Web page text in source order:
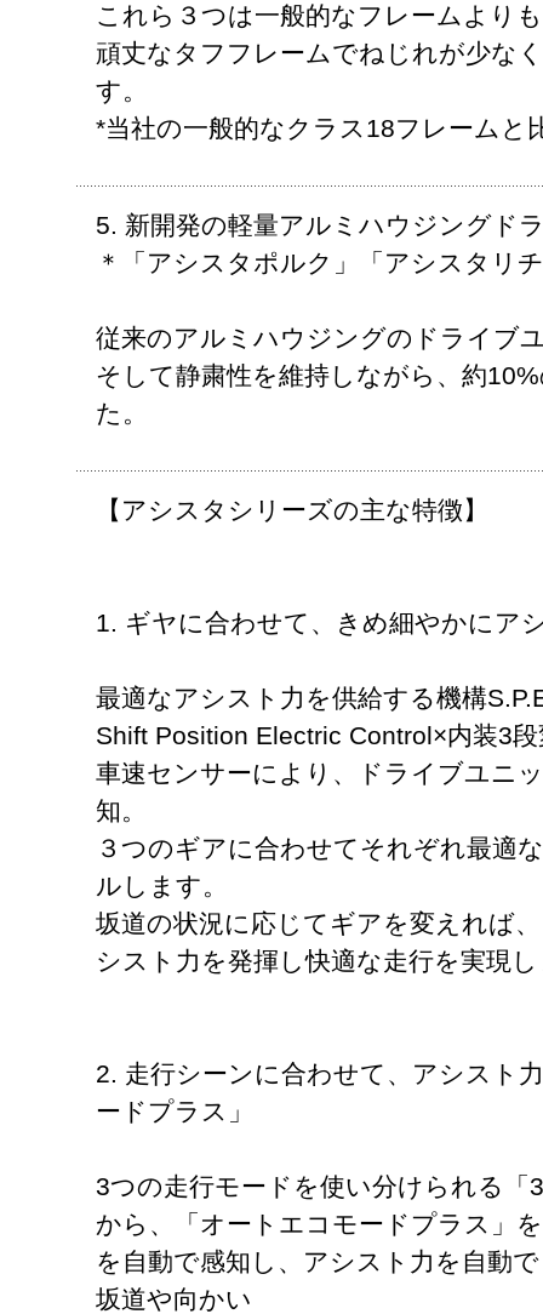
これら３つは一般的なフレームより
頑丈なタフフレームでねじれが少な
す。
*当社の一般的なクラス18フレームと
5. 新開発の軽量アルミハウジングド
＊「アシスタポルク」「アシスタリ
従来のアルミハウジングのドライブ
そして静粛性を維持しながら、約
た。
【アシスタシリーズの主な特徴】
1. ギヤに合わせて、きめ細やかにア
最適なアシスト力を供給する機構
Shift Position Electric Control×内装3
車速センサーにより、ドライブユニ
知。
３つのギアに合わせてそれぞれ最適
ルします。
坂道の状況に応じてギアを変えれば
シスト力を発揮し快適な走行を実現
2. 走行シーンに合わせて、アシスト
ードプラス」
3つの走行モードを使い分けられる
から、「オートエコモードプラス」
を自動で感知し、アシスト力を自動
坂道や向かい